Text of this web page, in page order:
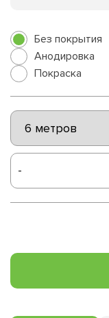
Без покрытия
Анодировка
Покраска
-